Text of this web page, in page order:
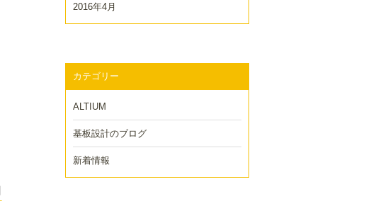
2016年4月
カテゴリー
ALTIUM
基板設計のブログ
新着情報